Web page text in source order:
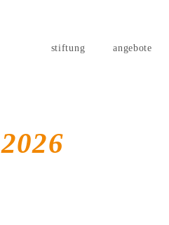
stiftung angebote